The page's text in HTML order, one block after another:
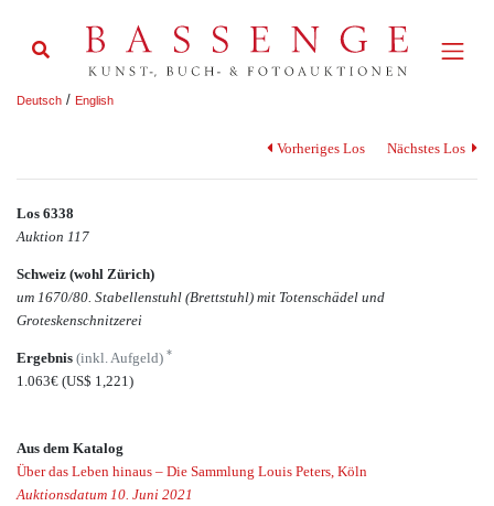
Deutsch / English
Vorheriges Los Nächstes Los
Los 6338
Auktion 117
Schweiz (wohl Zürich)
um 1670/80. Stabellenstuhl (Brettstuhl) mit Totenschädel und
Groteskenschnitzerei
Ergebnis (inkl. Aufgeld) *
1.063€ (US$ 1,221)
Aus dem Katalog
Über das Leben hinaus – Die Sammlung Louis Peters, Köln
Auktionsdatum 10. Juni 2021